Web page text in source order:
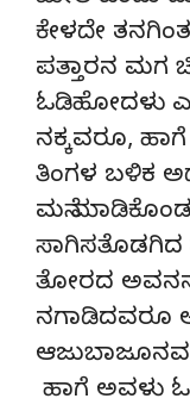
ಕೇಳದೇ
ಪತ್ತಾರನ ಮಗ
ಓಡಿಹೋದಳು
ನಕ್ಕವರೂ,
ತಿಂಗಳ ಬಳಿಕ
ಮನೆ
ಸಾಗಿಸತೊಡಗಿದ
ತೋರದ
ನಗಾಡಿದವರೂ
ಹಾಗೆ ಅವಳು